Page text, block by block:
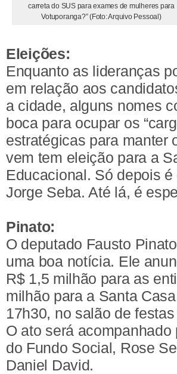
carreta do SUS para exames de mulheres para
Votuporanga?” (Foto: Arquivo Pessoal)
Eleições:
Enquanto as lideranças
em relação aos
a cidade, alguns nomes
boca para ocupar os
estratégicas para manter
vem tem eleição para a
Educacional. Só depois
Jorge Seba. Até lá, é
Pinato:
O deputado Fausto
uma boa notícia. Ele
R$ 1,5 milhão para as
milhão para a Santa
17h30, no salão de
O ato será
do Fundo Social, Rose
Daniel David.